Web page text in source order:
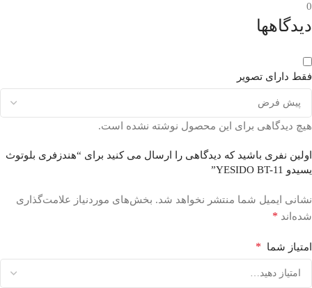
0
دیدگاهها
فقط دارای تصویر
هیچ دیدگاهی برای این محصول نوشته نشده است.
اولین نفری باشید که دیدگاهی را ارسال می کنید برای “هندزفری بلوتوث
یسیدو YESIDO BT-11”
نشانی ایمیل شما منتشر نخواهد شد. بخش‌های موردنیاز علامت‌گذاری
شده‌اند *
امتیاز شما *